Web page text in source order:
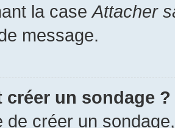
la case Attacher
message.
créer un sondage ?
de créer un